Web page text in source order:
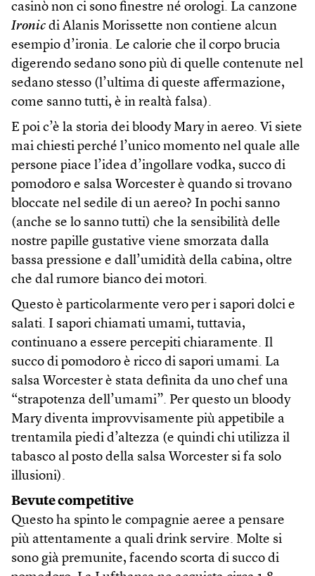
casinò non ci sono finestre né orologi. La canzone
Ironic di Alanis Morissette non contiene alcun
esempio d’ironia. Le calorie che il corpo brucia
digerendo sedano sono più di quelle contenute nel
sedano stesso (l’ultima di queste affermazione,
come sanno tutti, è in realtà falsa).
E poi c’è la storia dei bloody Mary in aereo. Vi siete
mai chiesti perché l’unico momento nel quale alle
persone piace l’idea d’ingollare vodka, succo di
pomodoro e salsa Worcester è quando si trovano
bloccate nel sedile di un aereo? In pochi sanno
(anche se lo sanno tutti) che la sensibilità delle
nostre papille gustative viene smorzata dalla
bassa pressione e dall’umidità della cabina, oltre
che dal rumore bianco dei motori.
Questo è particolarmente vero per i sapori dolci e
salati. I sapori chiamati umami, tuttavia,
continuano a essere percepiti chiaramente. Il
succo di pomodoro è ricco di sapori umami. La
salsa Worcester è stata definita da uno chef una
“strapotenza dell’umami”. Per questo un bloody
Mary diventa improvvisamente più appetibile a
trentamila piedi d’altezza (e quindi chi utilizza il
tabasco al posto della salsa Worcester si fa solo
illusioni).
Bevute competitive
Questo ha spinto le compagnie aeree a pensare
più attentamente a quali drink servire. Molte si
sono già premunite, facendo scorta di succo di